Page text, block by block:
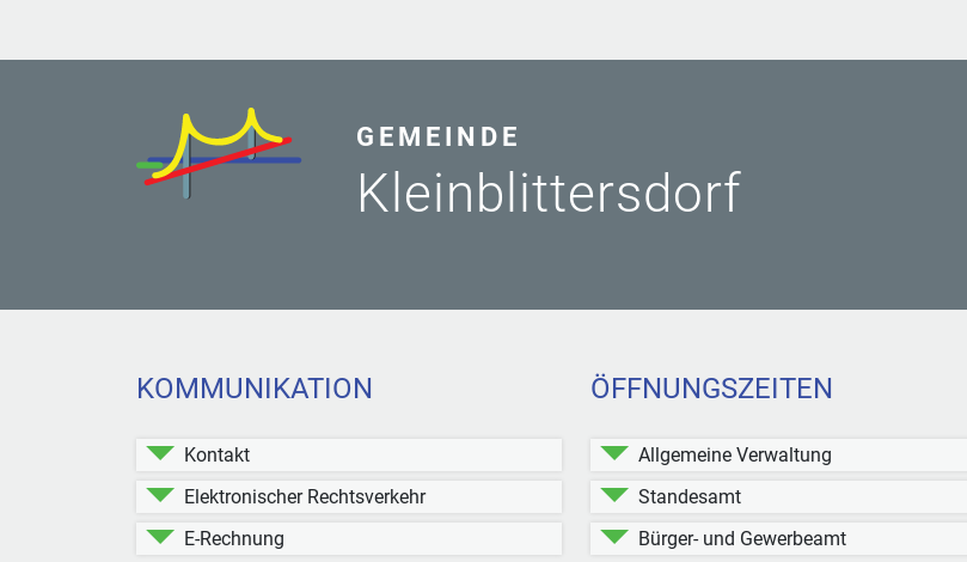
GEMEINDE
Kleinblittersdorf
KOMMUNIKATION
Kontakt
Elektronischer Rechtsverkehr
E-Rechnung
ÖFFNUNGSZEITEN
Allgemeine Verwaltung
Standesamt
Bürger- und Gewerbeamt